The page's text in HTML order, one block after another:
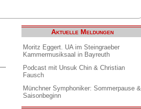
Aktuelle Meldungen
Moritz Eggert. UA im Steingraeber
Kammermusiksaal in Bayreuth
Podcast mit Unsuk Chin & Christian
Fausch
Münchner Symphoniker: Sommerpause &
Saisonbeginn